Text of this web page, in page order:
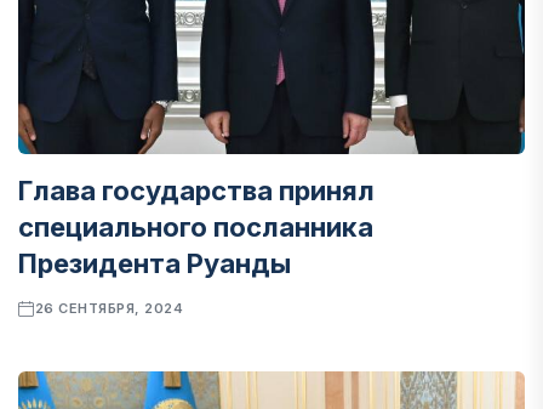
Глава государства принял
специального посланника
Президента Руанды
26 СЕНТЯБРЯ, 2024